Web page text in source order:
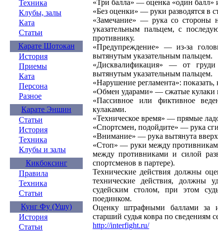
Техника
Клубы, залы
Ката
Статьи
Карате Шотокан
История
Приемы
Ката
Персона
Разное
Карате Эншин
Статьи
История
Техника
Клубы и залы
Кикбоксинг
Правила
Техника
Статьи
Кунг Фу (Ушу)
История
Статьи
«Три балла» — оценка «один балл»
«Без оценки» — руки разводятся в
«Замечание» — рука со стороны
указательным пальцем, с
противнику.
«Предупреждение» — из-за
вытянутым указательным пальцем.
«Дисквалификация» — от
вытянутым указательным пальцем.
«Нарушение регламента»:
«Обмен ударами» — сжатые кулаки
«Пассивное или фиктивное
кулаками.
«Техническое время» — прямые
«Спортсмен, подойдите» — рука
«Внимание» — рука вытянута
«Стоп» — руки между
между противниками и силой
спортсменов в партере).
Технические действия должны
технические действия, должны
судейским столом, при этом
поединком.
Оценку штрафными баллами за
старший судья ковра по сведениям
http://interfight.ru/